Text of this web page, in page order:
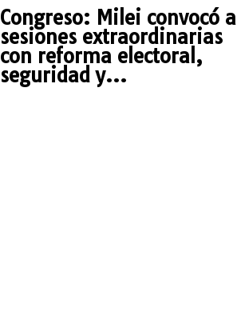
Congreso: Milei convocó a
sesiones extraordinarias
con reforma electoral,
seguridad y...